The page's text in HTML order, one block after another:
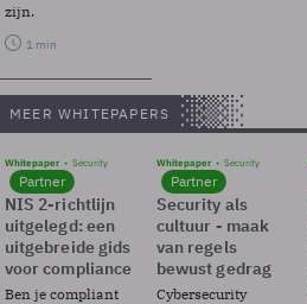
zijn.
1 min
MEER WHITEPAPERS
Whitepaper Security
Partner
NIS 2-richtlijn
uitgelegd: een
uitgebreide gids
voor compliance
Ben je compliant
Whitepaper Security
Partner
Security als
cultuur - maak
van regels
bewust gedrag
Cybersecurity